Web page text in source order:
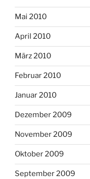
Mai 2010
April 2010
März 2010
Februar 2010
Januar 2010
Dezember 2009
November 2009
Oktober 2009
September 2009